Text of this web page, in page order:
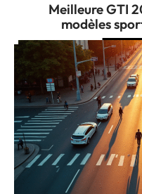
Meilleure GTI
modèles